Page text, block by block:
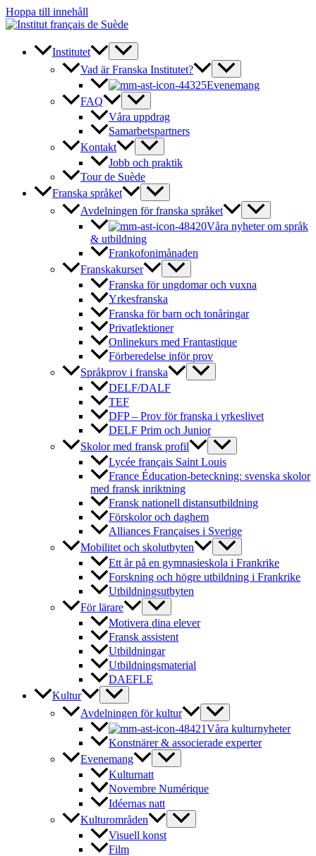
Hoppa till innehåll
Institutet
Vad är Franska Institutet?
Evenemang
FAQ
Våra uppdrag
Samarbetspartners
Kontakt
Jobb och praktik
Tour de Suède
Franska språket
Avdelningen för franska språket
Våra nyheter om språk
& utbildning
Frankofonimånaden
Franskakurser
Franska för ungdomar och vuxna
Yrkesfranska
Franska för barn och tonåringar
Privatlektioner
Onlinekurs med Frantastique
Förberedelse inför prov
Språkprov i franska
DELF/DALF
TEF
DFP – Prov för franska i yrkeslivet
DELF Prim och Junior
Skolor med fransk profil
Lycée français Saint Louis
France Éducation-beteckning: svenska skolor
med fransk inriktning
Fransk nationell distansutbildning
Förskolor och daghem
Alliances Françaises i Sverige
Mobilitet och skolutbyten
Ett år på en gymnasieskola i Frankrike
Forskning och högre utbildning i Frankrike
Utbildningsutbyten
För lärare
Motivera dina elever
Fransk assistent
Utbildningar
Utbildningsmaterial
DAEFLE
Kultur
Avdelningen för kultur
Våra kulturnyheter
Konstnärer & associerade experter
Evenemang
Kulturnatt
Novembre Numérique
Idéernas natt
Kulturområden
Visuell konst
Film